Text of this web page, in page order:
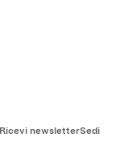
newsletterSedi